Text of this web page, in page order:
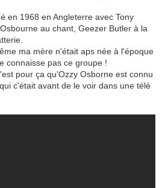
en 1968 en Angleterre avec Tony
au chant, Geezer Butler à la
ma mère n'était aps née à l'époque
connaisse pas ce groupe !
pour ça qu'Ozzy Osborne est connu
c'était avant de le voir dans une télé